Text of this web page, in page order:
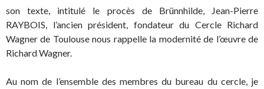
son texte, intitulé le procès de Brünnhilde, Jean-Pierre
RAYBOIS, l’ancien président, fondateur du Cercle Richard
Wagner de Toulouse nous rappelle la modernité de l’œuvre de
Richard Wagner.
Au nom de l’ensemble des membres du bureau du cercle, je